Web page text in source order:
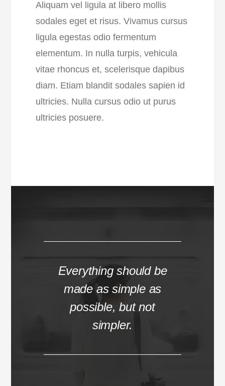
Aliquam vel ligula at libero mollis
sodales eget et risus. Vivamus cursus
ligula egestas odio fermentum
elementum. In nulla turpis, vehicula
vitae rhoncus et, scelerisque dapibus
diam. Etiam blandit sodales sapien id
ultricies. Nulla cursus odio ut purus
ultricies posuere.
Everything should be
made as simple as
possible, but not
simpler.